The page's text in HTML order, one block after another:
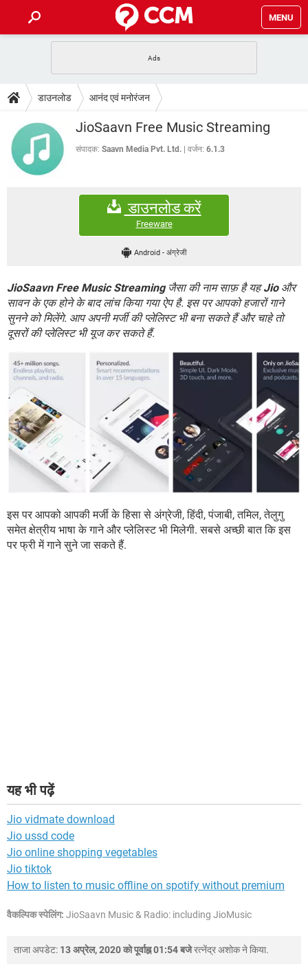
MENU
फोन पर अकाउंट बैलेंस चेक
WhatsApp Hack हो गया? Lucky Patcher यूज करें
टेक-स्पेशल
2020 के फ्री एंटीवायरस
बेस्ट फ्री ऑनलाइन गेम्स
डाउनलोड
Vidmate PUBG Mobile
WhatsRemoved+
FORUM
कंप्यूटर बस
डाउनलोड आनंद एवं मनोरंजन
JioSaavn Free Music Streaming
संपादक: Saavn Media Pvt. Ltd. वर्जन: 6.1.3
डाउनलोड करें
Freeware
Android - अंग्रेजी
JioSaavn Free Music Streamingजैसा की नाम साफ़ है यहJioऔर
सावन के एक होने के बाद लांच किया गया ऐप है. इस पर आपको हजारों गाने
सुनने को मिलेंगे. आप अपनी मर्जी की प्लेलिस्ट भी बना सकते हैं और चाहे तो
दूसरों की प्लेलिस्ट भी यूज कर सकते हैं.
इस पर आपको आपकी मर्जी के हिसा से अंग्रेजी, हिंदी, पंजाबी, तमिल, तेलुगु
समेत क्षेत्रीय भाषा के गाने और प्लेलिस्ट भी मिलेगी. सबसे अच्छी बात कि इस
पर फ्री में गाने सुने जा सकते हैं.
यह भी पढ़ें
Jio vidmate download
Jio ussd code
Jio online shopping vegetables
Jio tiktok
How to listen to music offline on spotify without premium
वैकल्पिक स्पेलिंग: JioSaavn Music & Radio: including JioMusic
ताजा अपडेट: 13 अप्रेल, 2020 को पूर्वाह्न 01:54 बजेरत्नेंद्र अशोकने किया.